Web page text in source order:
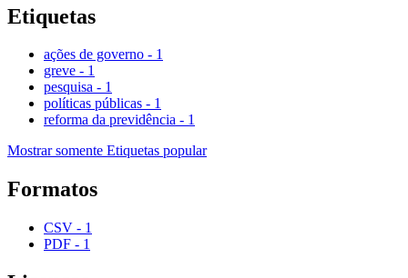
Etiquetas
ações de governo - 1
greve - 1
pesquisa - 1
políticas públicas - 1
reforma da previdência - 1
Mostrar somente Etiquetas popular
Formatos
CSV - 1
PDF - 1